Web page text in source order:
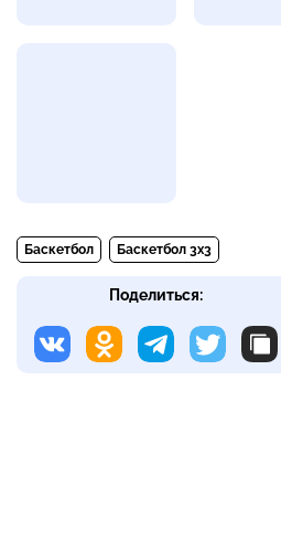
Баскетбол Баскетбол 3х3
Поделиться: